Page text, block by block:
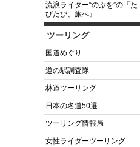
流浪ライター“のぶを”の『た
びたび、旅へ』
ツーリング
国道めぐり
道の駅調査隊
林道ツーリング
日本の名道50選
ツーリング情報局
女性ライダーツーリング